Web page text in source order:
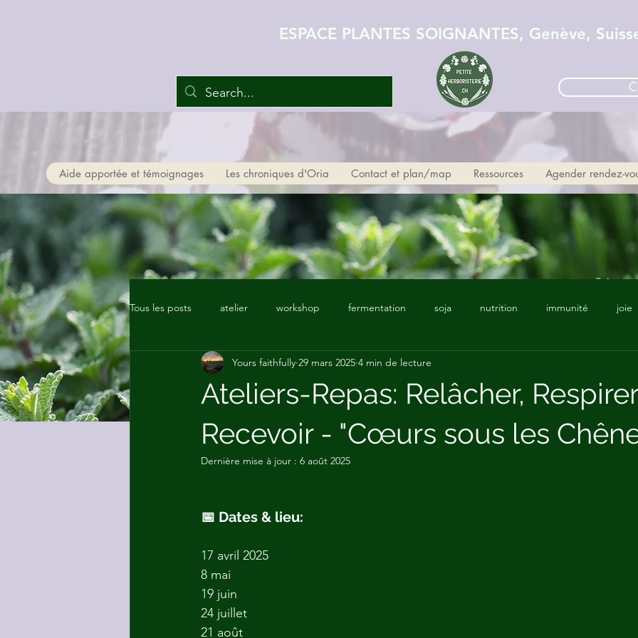
ESPACE PLANTES SOIGNANTES, Genève,
Aide apportée et témoignages Les chroniques d'Oria Contact et plan/map Ressources Agender rendez-
Tous les posts atelier workshop fermentation soja nutrition immunité joie
Plantes comestibles et medicinales addiction
Ateliers-Repas: Relâcher,
Recevoir - "Cœurs sous les
Yours faithfully 29 mars 2025 4 min de lecture
Dernière mise à jour : 6 août 2025
📅 Dates & lieu:
17 avril 2025
8 mai
19 juin
24 juillet
21 août